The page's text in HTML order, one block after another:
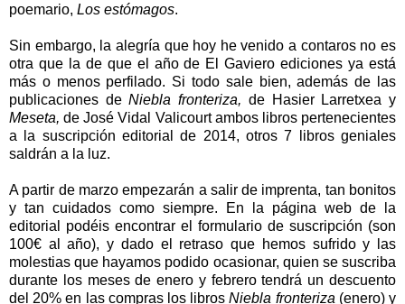
poemario, Los estómagos.
Sin embargo, la alegría que hoy he venido a contaros no es
otra que la de que el año de El Gaviero ediciones ya está
más o menos perfilado. Si todo sale bien, además de las
publicaciones deNiebla fronteriza, de Hasier Larretxea y
Meseta,de José Vidal Valicourt ambos libros pertenecientes
a la suscripción editorial de 2014, otros 7 libros geniales
saldrán a la luz.
A partir de marzo empezarán a salir de imprenta, tan bonitos
y tan cuidados como siempre. En la página web de la
editorial podéis encontrar el formulario de suscripción (son
100€ al año), y dado el retraso que hemos sufrido y las
molestias que hayamos podido ocasionar, quien se suscriba
durante los meses de enero y febrero tendrá un descuento
del 20% en las compras los librosNiebla fronteriza (enero) y